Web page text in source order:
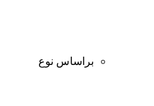
براساس نوع